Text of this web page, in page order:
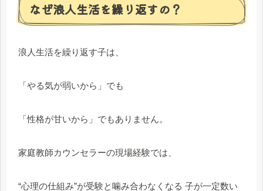
なぜ浪人生活を繰り返すの？
浪人生活を繰り返す子は、
「やる気が弱いから」でも
「性格が甘いから」でもありません。
家庭教師カウンセラーの現場経験では、
“心理の仕組み”が受験と噛み合わなくなる 子が一定数い